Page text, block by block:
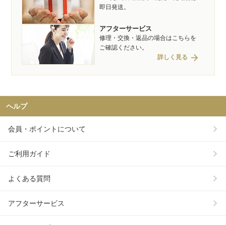
即日発送。
アフターサービス
修理・交換・返品の場合はこちらを
ご確認ください。
詳しく見る arrow_forward
ヘルプ
会員・ポイントについて
ご利用ガイド
よくある質問
アフターサービス